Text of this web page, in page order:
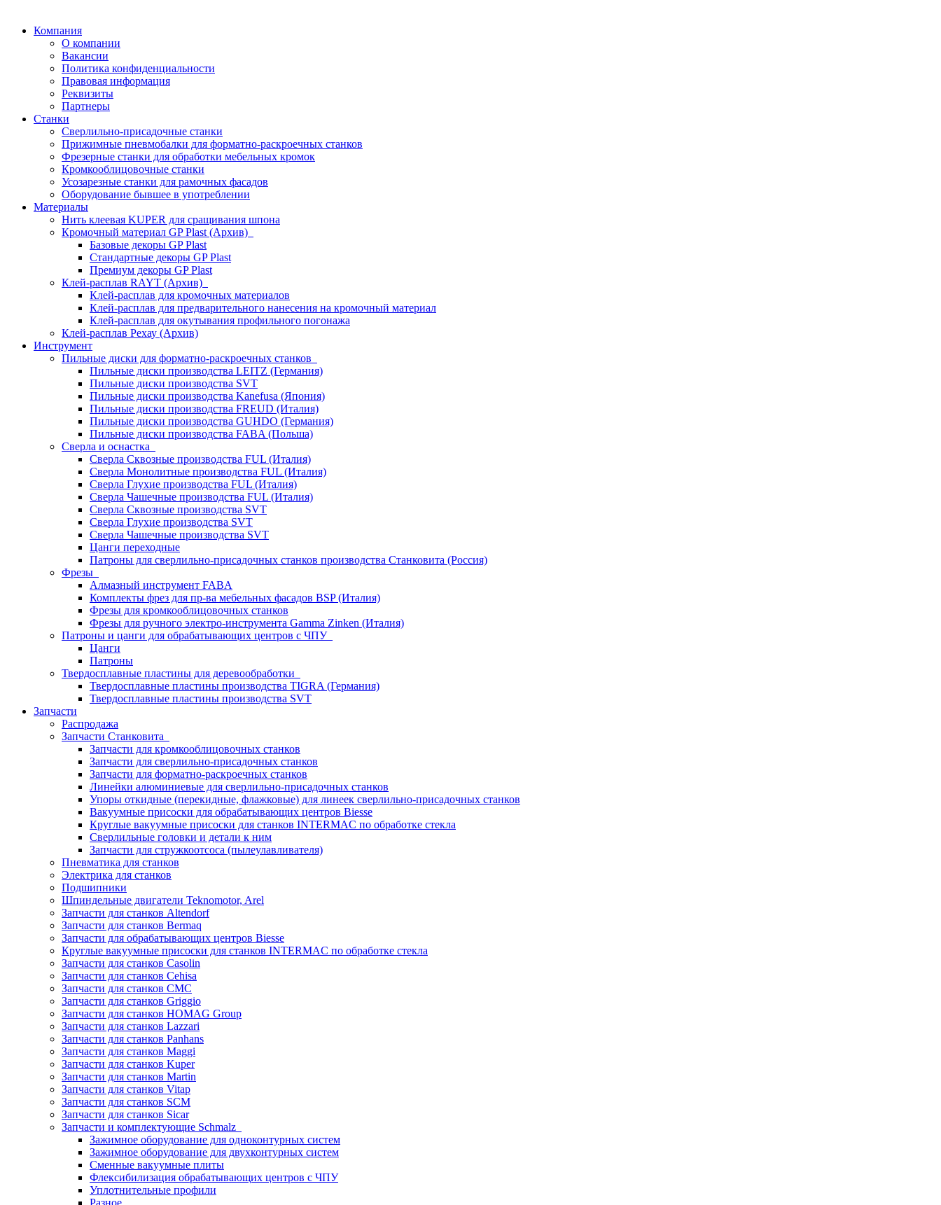
Компания
О компании
Вакансии
Политика конфиденциальности
Правовая информация
Реквизиты
Партнеры
Станки
Сверлильно-присадочные станки
Прижимные пневмобалки для форматно-раскроечных станков
Фрезерные станки для обработки мебельных кромок
Кромкооблицовочные станки
Усозарезные станки для рамочных фасадов
Оборудование бывшее в употреблении
Материалы
Нить клеевая KUPER для сращивания шпона
Кромочный материал GP Plast (Архив)
Базовые декоры GP Plast
Стандартные декоры GP Plast
Премиум декоры GP Plast
Клей-расплав RAYT (Архив)
Клей-расплав для кромочных материалов
Клей-расплав для предварительного нанесения на кромочный материал
Клей-расплав для окутывания профильного погонажа
Клей-расплав Рехау (Архив)
Инструмент
Пильные диски для форматно-раскроечных станков
Пильные диски производства LEITZ (Германия)
Пильные диски производства SVT
Пильные диски производства Kanefusa (Япония)
Пильные диски производства FREUD (Италия)
Пильные диски производства GUHDO (Германия)
Пильные диски производства FABA (Польша)
Сверла и оснастка
Сверла Сквозные производства FUL (Италия)
Сверла Монолитные производства FUL (Италия)
Сверла Глухие производства FUL (Италия)
Сверла Чашечные производства FUL (Италия)
Сверла Сквозные производства SVT
Сверла Глухие производства SVT
Сверла Чашечные производства SVT
Цанги переходные
Патроны для сверлильно-присадочных станков производства Станковита (Россия)
Фрезы
Алмазный инструмент FABA
Комплекты фрез для пр-ва мебельных фасадов BSP (Италия)
Фрезы для кромкооблицовочных станков
Фрезы для ручного электро-инструмента Gamma Zinken (Италия)
Патроны и цанги для обрабатывающих центров с ЧПУ
Цанги
Патроны
Твердосплавные пластины для деревообработки
Твердосплавные пластины производства TIGRA (Германия)
Твердосплавные пластины производства SVT
Запчасти
Распродажа
Запчасти Станковита
Запчасти для кромкооблицовочных станков
Запчасти для сверлильно-присадочных станков
Запчасти для форматно-раскроечных станков
Линейки алюминиевые для сверлильно-присадочных станков
Упоры откидные (перекидные, флажковые) для линеек сверлильно-присадочных станков
Вакуумные присоски для обрабатывающих центров Biesse
Круглые вакуумные присоски для станков INTERMAC по обработке стекла
Сверлильные головки и детали к ним
Запчасти для стружкоотсоса (пылеулавливателя)
Пневматика для станков
Электрика для станков
Подшипники
Шпиндельные двигатели Teknomotor, Arel
Запчасти для станков Altendorf
Запчасти для станков Bermaq
Запчасти для обрабатывающих центров Biesse
Круглые вакуумные присоски для станков INTERMAC по обработке стекла
Запчасти для станков Casolin
Запчасти для станков Cehisa
Запчасти для станков CMC
Запчасти для станков Griggio
Запчасти для станков HOMAG Group
Запчасти для станков Lazzari
Запчасти для станков Panhans
Запчасти для станков Maggi
Запчасти для станков Kuper
Запчасти для станков Martin
Запчасти для станков Vitap
Запчасти для станков SCM
Запчасти для станков Sicar
Запчасти и комплектующие Schmalz
Зажимное оборудование для одноконтурных систем
Зажимное оборудование для двухконтурных систем
Сменные вакуумные плиты
Флексибилизация обрабатывающих центров с ЧПУ
Уплотнительные профили
Разное